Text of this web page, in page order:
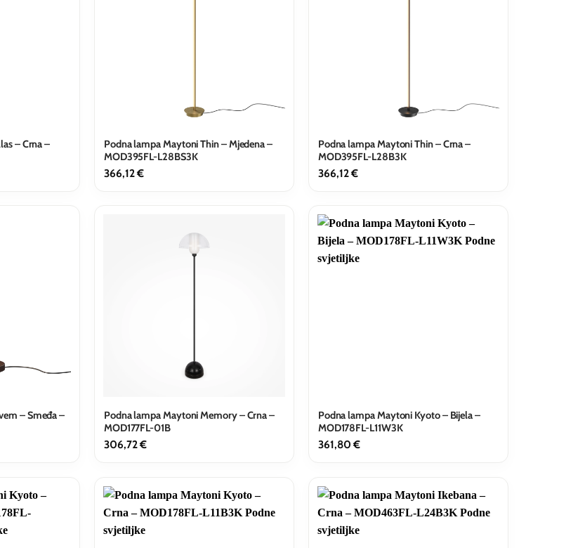
– Crna –
Podna lampa Maytoni Thin – Mjedena –
MOD395FL-L28BS3K
366,12€
Podna lampa Maytoni Thin – Crna –
MOD395FL-L28B3K
366,12€
– Smeđa –
Podna lampa Maytoni Memory – Crna –
MOD177FL-01B
306,72€
Podna lampa Maytoni Kyoto – Bijela –
MOD178FL-L11W3K
361,80 €